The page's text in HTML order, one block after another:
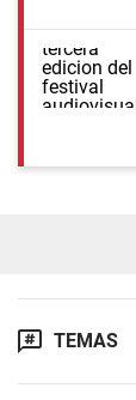
TEMAS